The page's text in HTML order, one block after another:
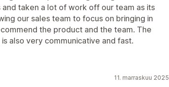
and taken a lot of work off our team as its
our sales team to focus on bringing in
the product and the team. The
also very communicative and fast.
11. marraskuu 2025